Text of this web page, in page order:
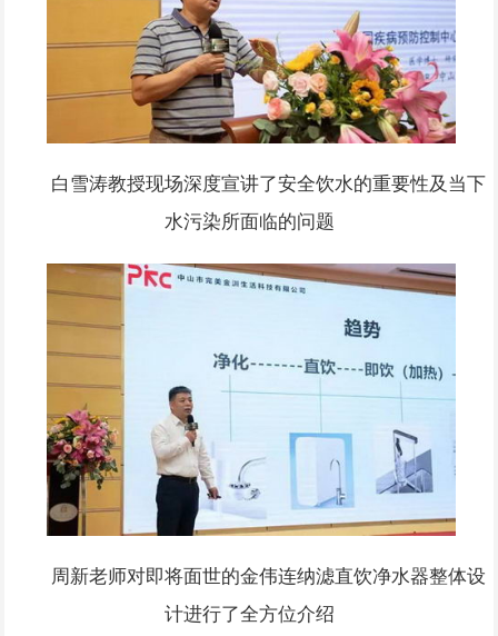
白雪涛教授现场深度宣讲了安全饮水的重要性及当下
水污染所面临的问题
周新老师对即将面世的金伟连纳滤直饮净水器整体设
计进行了全方位介绍